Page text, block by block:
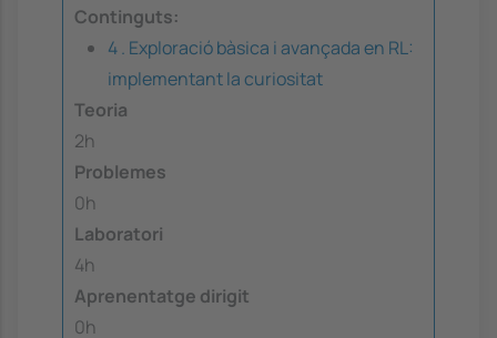
Continguts:
4 . Exploració bàsica i avançada en RL:
implementant la curiositat
Teoria
2h
Problemes
0h
Laboratori
4h
Aprenentatge dirigit
0h